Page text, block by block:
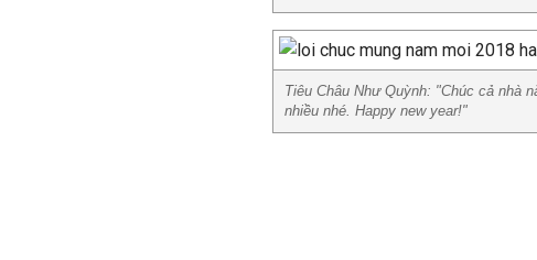
Tiêu Châu Như Quỳnh: "Chúc cả nhà
nhiều nhé. Happy new year!"